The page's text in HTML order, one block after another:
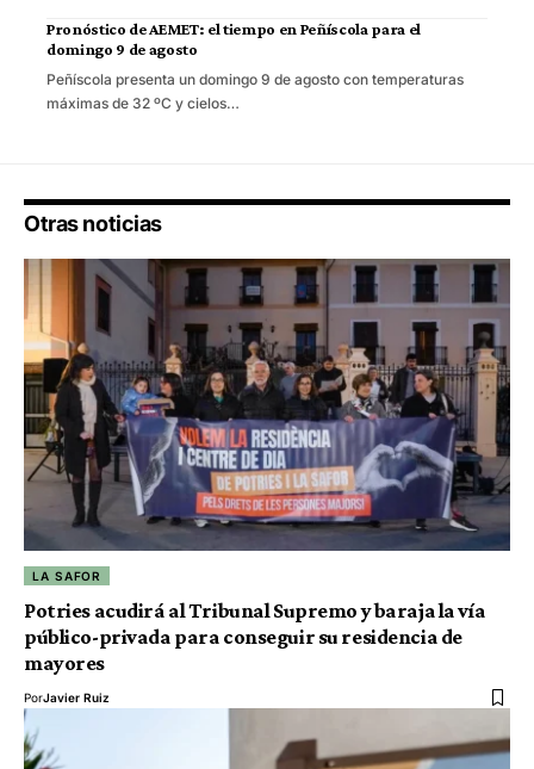
Pronóstico de AEMET: el tiempo en Peñíscola para el
domingo 9 de agosto
Peñíscola presenta un domingo 9 de agosto con temperaturas
máximas de 32 ºC y cielos…
Otras noticias
LA SAFOR
Potries acudirá al Tribunal Supremo y baraja la vía
público-privada para conseguir su residencia de
mayores
PorJavier Ruiz